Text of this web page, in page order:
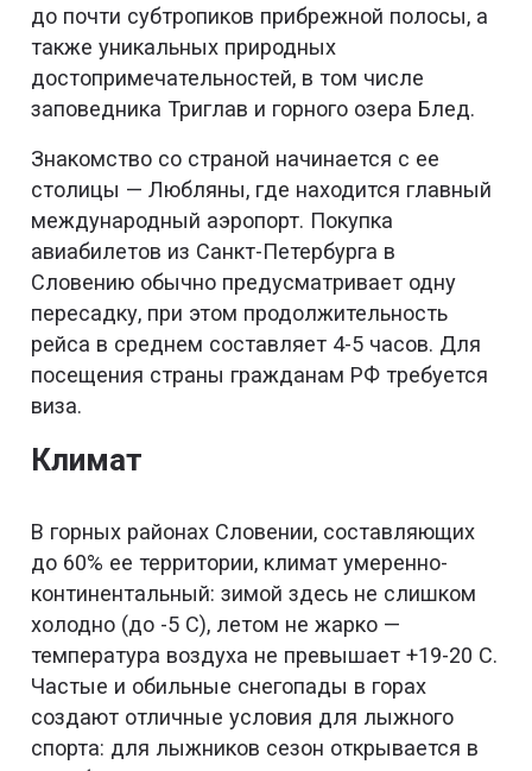
до почти субтропиков прибрежной полосы, а
также уникальных природных
достопримечательностей, в том числе
заповедника Триглав и горного озера Блед.
Знакомство со страной начинается с ее
столицы — Любляны, где находится главный
международный аэропорт. Покупка
авиабилетов из Санкт-Петербурга в
Словению обычно предусматривает одну
пересадку, при этом продолжительность
рейса в среднем составляет 4-5 часов. Для
посещения страны гражданам РФ требуется
виза.
Климат
В горных районах Словении, составляющих
до 60% ее территории, климат умеренно-
континентальный: зимой здесь не слишком
холодно (до -5 С), летом не жарко —
температура воздуха не превышает +19-20 С.
Частые и обильные снегопады в горах
создают отличные условия для лыжного
спорта: для лыжников сезон открывается в